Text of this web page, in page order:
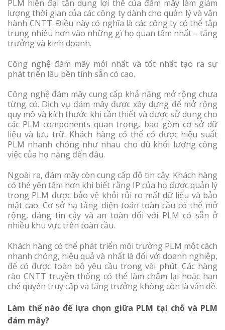
PLM hiện đại tận dụng lợi thế của đám mây làm giảm
lượng thời gian của các công ty dành cho quản lý và vận
hành CNTT. Điều này có nghĩa là các công ty có thể tập
trung nhiều hơn vào những gì họ quan tâm nhất – tăng
trưởng và kinh doanh.
Công nghệ đám mây mới nhất và tốt nhất tạo ra sự
phát triển lâu bền tính sẵn có cao.
Công nghệ đám mây cung cấp khả năng mở rộng chưa
từng có. Dịch vụ đám mây được xây dựng để mở rộng
quy mô và kích thước khi cần thiết và được sử dụng cho
các PLM components quan trọng, bao gồm cơ sở dữ
liệu và lưu trữ. Khách hàng có thể có được hiệu suất
PLM nhanh chóng như nhau cho dù khối lượng công
việc của họ nặng đến đâu.
Ngoài ra, đám mây còn cung cấp độ tin cậy. Khách hàng
có thể yên tâm hơn khi biết rằng IP của họ được quản lý
trong PLM được bảo vệ khỏi rủi ro mất dữ liệu và bảo
mật cao. Cơ sở hạ tầng điện toán toàn cầu có thể mở
rộng, đáng tin cậy và an toàn đối với PLM có sẵn ở
nhiều khu vực trên toàn cầu.
Khách hàng có thể phát triển môi trường PLM một cách
nhanh chóng, hiệu quả và nhất là đối với doanh nghiệp,
để có được toàn bộ yêu cầu trong vài phút. Các hàng
rào CNTT truyền thống có thể làm chậm lại hoặc hạn
chế quyền truy cập và tăng trưởng không còn là vấn đề.
Làm thế nào để lựa chọn giữa PLM tại chỗ và PLM
đám mây?